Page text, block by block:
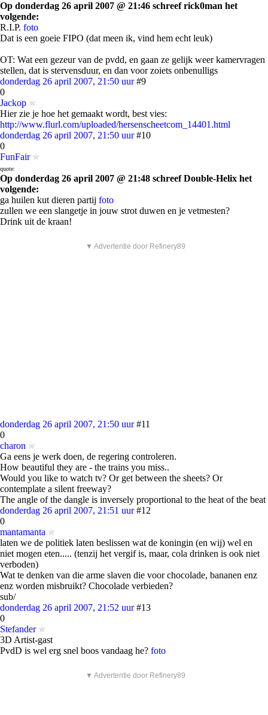
Op donderdag 26 april 2007 @ 21:46 schreef rick0man het
volgende:
R.I.P. foto
Dat is een goeie FIPO (dat meen ik, vind hem echt leuk)
OT: Wat een gezeur van de pvdd, en gaan ze gelijk weer kamervragen
stellen, dat is stervensduur, en dan voor zoiets onbenulligs
donderdag 26 april 2007, 21:50 uur #9
0
Jackop
Hier zie je hoe het gemaakt wordt, best vies:
http://www.flurl.com/uploaded/hersenscheetcom_14401.html
donderdag 26 april 2007, 21:50 uur #10
0
FunFair
quote:
Op donderdag 26 april 2007 @ 21:48 schreef Double-Helix het
volgende:
ga huilen kut dieren partij foto
zullen we een slangetje in jouw strot duwen en je vetmesten?
Drink uit de kraan!
▼ Advertentie door Refinery89
donderdag 26 april 2007, 21:50 uur #11
0
charon
Ga eens je werk doen, de regering controleren.
How beautiful they are - the trains you miss..
Would you like to watch tv? Or get between the sheets? Or
contemplate a silent freeway?
The angle of the dangle is inversely proportional to the heat of the beat
donderdag 26 april 2007, 21:51 uur #12
0
mantamanta
laten we de politiek laten beslissen wat de koningin (en wij) wel en
niet mogen eten..... (tenzij het vergif is, maar, cola drinken is ook niet
verboden)
Wat te denken van die arme slaven die voor chocolade, bananen enz
enz worden misbruikt? Chocolade verbieden?
sub/
donderdag 26 april 2007, 21:52 uur #13
0
Stefander
3D Artist-gast
PvdD is wel erg snel boos vandaag he? foto
▼ Advertentie door Refinery89